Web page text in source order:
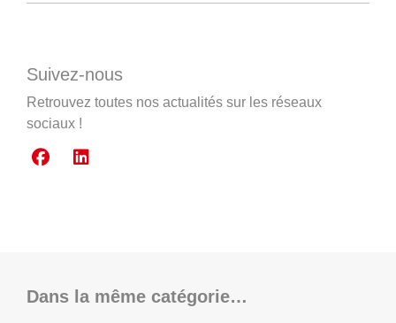
Suivez-nous
Retrouvez toutes nos actualités sur les réseaux
sociaux !
Dans la même catégorie…